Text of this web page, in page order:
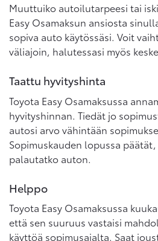
Muuttuiko autoilutarpeesi tai
Easy Osamaksun ansiosta
sopiva auto käytössäsi. Voit
väliajoin, halutessasi myös
Taattu hyvityshinta
Toyota Easy Osamaksussa
hyvityshinnan. Tiedät jo
autosi arvo vähintään
Sopimuskauden lopussa
palautatko auton.
Helppo
Toyota Easy Osamaksussa
että sen suuruus vastaisi
käyttöä sopimusajalta. Saat